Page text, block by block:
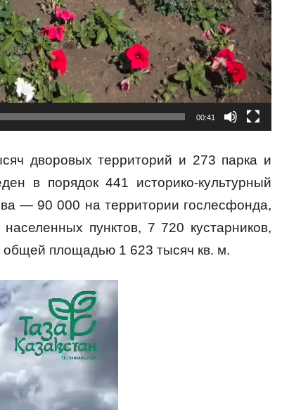
00:41
дворовых территорий и 273 парка и
в порядок 441 историко-культурный
— 90 000 на территории гослесфонда,
пунктов, 7 720 кустарников,
площадью 1 623 тысяч кв. м.